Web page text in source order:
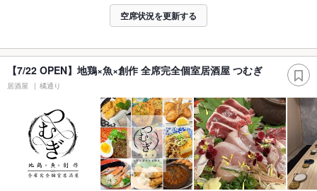
空席状況を更新する
【7/22 OPEN】地鶏×魚×創作 全席完全個室居酒屋 つむぎ
居酒屋 橘通り